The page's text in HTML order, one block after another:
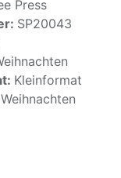
Press
SP20043
Kleinformat
Weihnachten